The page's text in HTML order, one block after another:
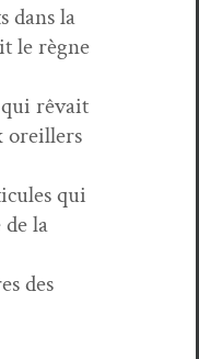
dans la
le règne
rêvait
oreillers
qui
la
des